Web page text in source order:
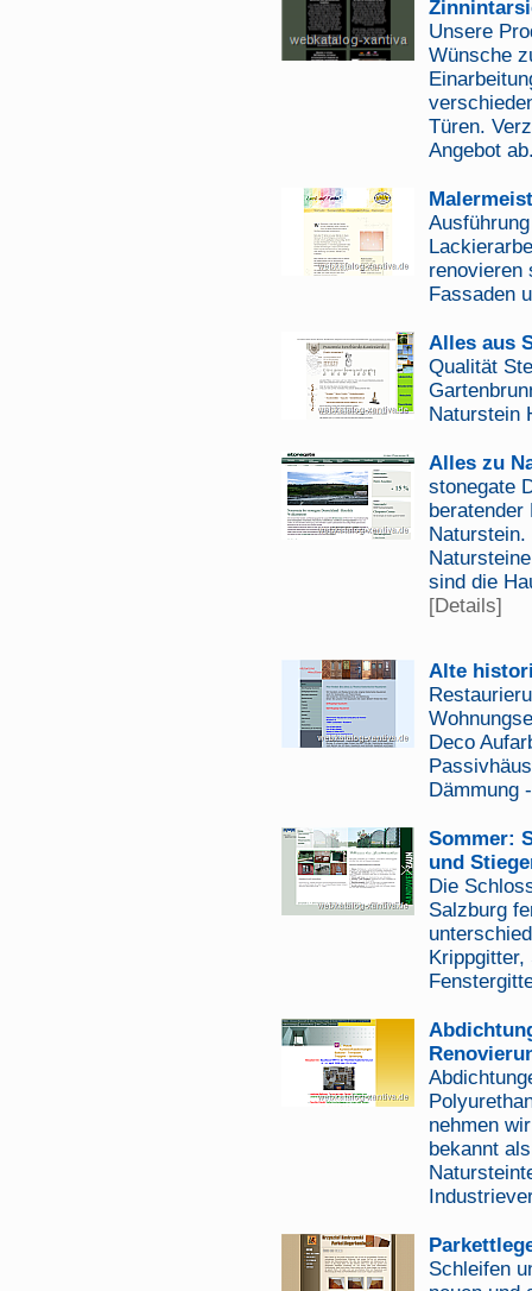
Unsere
Wünsche
Türen.
Angebot
renovieren
Fassaden
Alles aus
Qualität
Naturstein
Alles zu
stonegate
Naturstein.
sind die
[Details]
Alte
Deco
Dämmung
Sommer:
und
Die
Salzburg
Krippgitter,
nehmen
bekannt
Schleifen